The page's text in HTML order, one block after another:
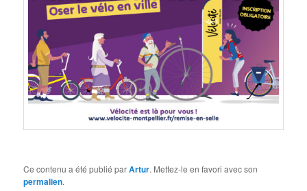
Ce contenu a été publié parArtur. Mettez-le en favori avec son
permalien.